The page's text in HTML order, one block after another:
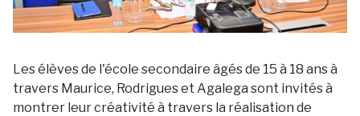
Les élèves de l'école secondaire âgés de 15 à 18 ans à
travers Maurice, Rodrigues et Agalega sont invités à
montrer leur créativité à travers la réalisation de